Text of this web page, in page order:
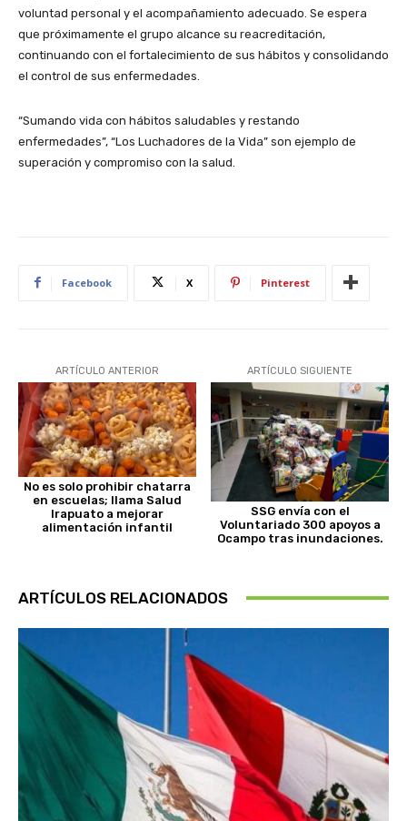
voluntad personal y el acompañamiento adecuado. Se espera
que próximamente el grupo alcance su reacreditación,
continuando con el fortalecimiento de sus hábitos y consolidando
el control de sus enfermedades.
“Sumando vida con hábitos saludables y restando
enfermedades”, “Los Luchadores de la Vida” son ejemplo de
superación y compromiso con la salud.
Facebook X Pinterest
ARTÍCULO ANTERIOR
No es solo prohibir chatarra
en escuelas; llama Salud
Irapuato a mejorar
alimentación infantil
ARTÍCULO SIGUIENTE
SSG envía con el
Voluntariado 300 apoyos a
Ocampo tras inundaciones.
ARTÍCULOS RELACIONADOS